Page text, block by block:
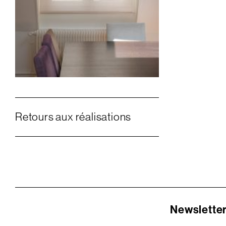
Retours aux réalisations